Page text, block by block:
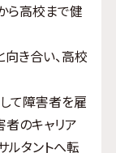
ら高校まで健
き合い、高校
て障害者を雇
者のキャリア
ルタントへ転